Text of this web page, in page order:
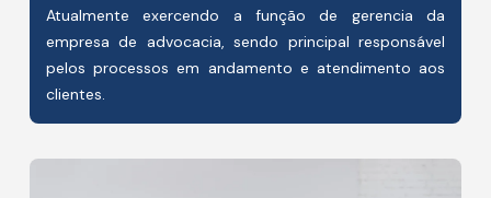
Atualmente exercendo a função de gerencia da
empresa de advocacia, sendo principal responsável
pelos processos em andamento e atendimento aos
clientes.